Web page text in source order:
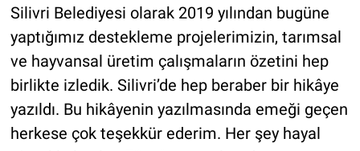
Silivri Belediyesi olarak 2019 yılından bugüne
yaptığımız destekleme projelerimizin, tarımsal
ve hayvansal üretim çalışmaların özetini hep
birlikte izledik. Silivri’de hep beraber bir hikâye
yazıldı. Bu hikâyenin yazılmasında emeği geçen
herkese çok teşekkür ederim. Her şey hayal